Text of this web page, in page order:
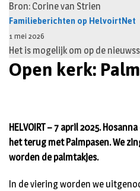
Bron: Corine van Strien
Familieberichten op HelvoirtNet
1 mei 2026
Het is mogelijk om op de
Open kerk:
HELVOIRT – 7 april 2025.
het terug met Palmpasen. We
worden de palmtakjes.
In de viering worden we